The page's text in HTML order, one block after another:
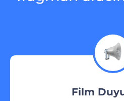
Film